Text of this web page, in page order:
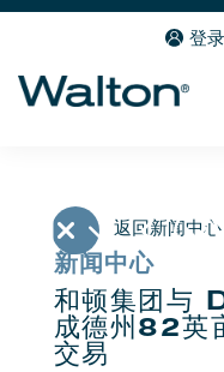
登录
返回新闻中心
新闻中心
和顿集团与
成德州82英
交易